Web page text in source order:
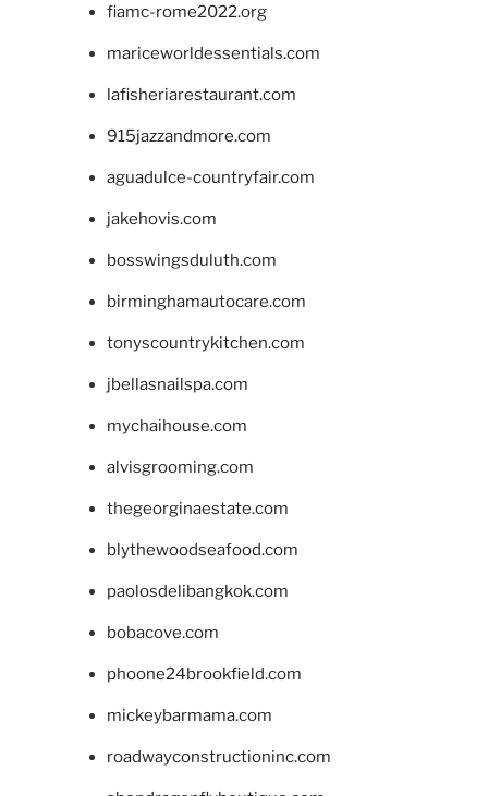
fiamc-rome2022.org
mariceworldessentials.com
lafisheriarestaurant.com
915jazzandmore.com
aguadulce-countryfair.com
jakehovis.com
bosswingsduluth.com
birminghamautocare.com
tonyscountrykitchen.com
jbellasnailspa.com
mychaihouse.com
alvisgrooming.com
thegeorginaestate.com
blythewoodseafood.com
paolosdelibangkok.com
bobacove.com
phoone24brookfield.com
mickeybarmama.com
roadwayconstructioninc.com